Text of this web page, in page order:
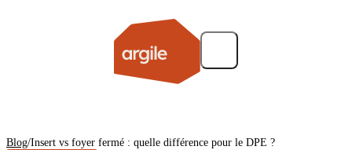
Blog/Insert vs foyer fermé : quelle différence pour le DPE ?